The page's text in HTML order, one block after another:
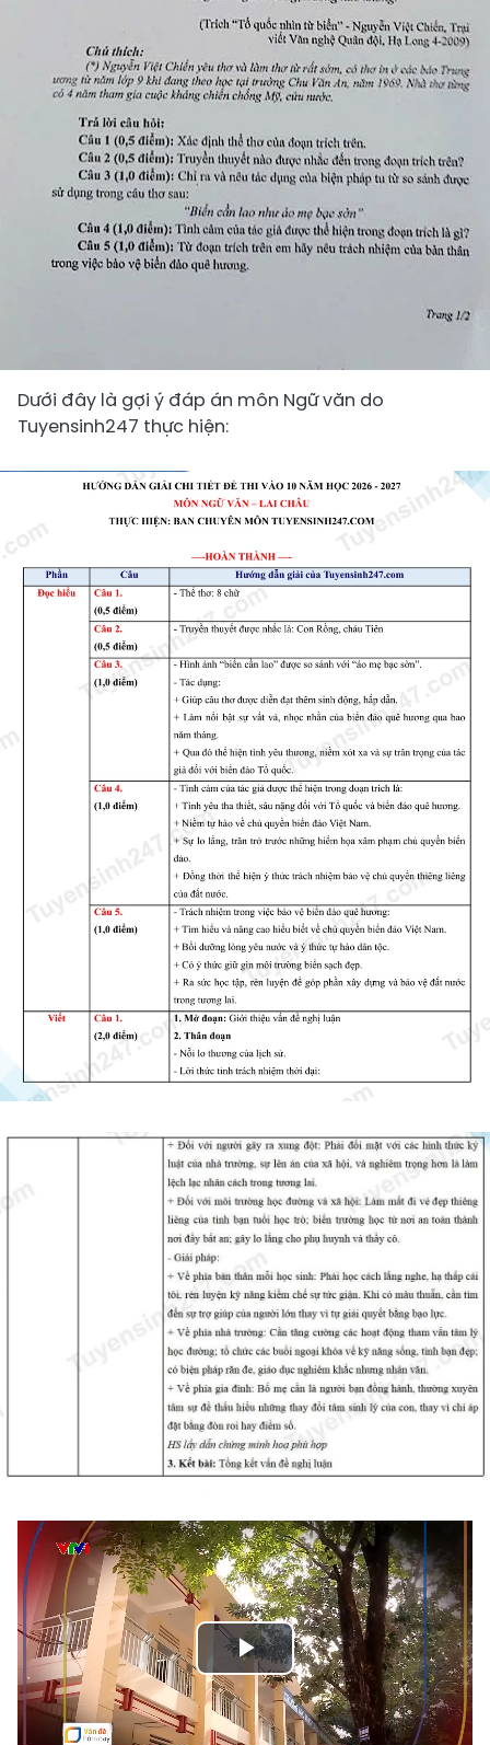
Dưới đây là gợi ý đáp án môn Ngữ văn do
Tuyensinh247 thực hiện:
Play
Video